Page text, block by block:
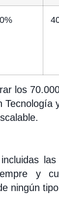
los
Tecnología
las
y
ningún